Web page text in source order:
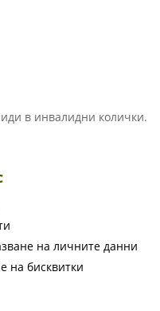
в инвалидни колички.
на личните данни
на бисквитки